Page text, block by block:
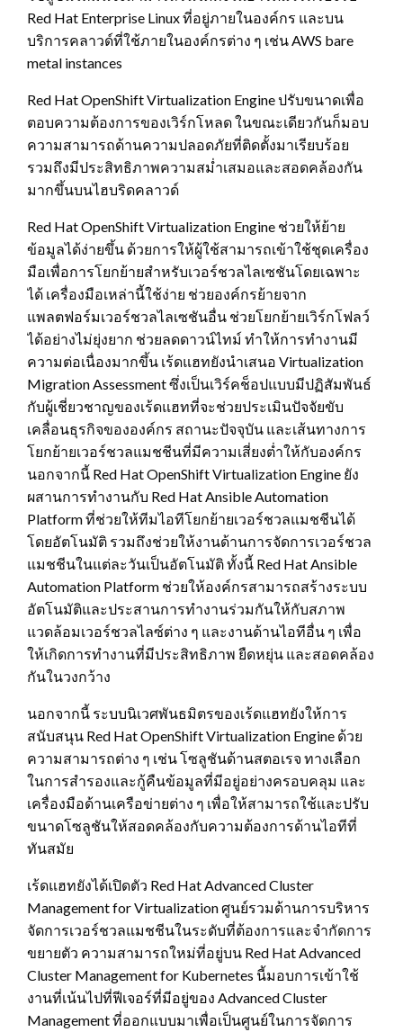
Red Hat Enterprise Linux ที่อยู่ภายในองค์กร และบน
บริการคลาวด์ที่ใช้ภายในองค์กรต่าง ๆ เช่น AWS bare
metal instances
Red Hat OpenShift Virtualization Engine ปรับขนาดเพื่อ
ตอบความต้องการของเวิร์กโหลด ในขณะเดียวกันก็มอบ
ความสามารถด้านความปลอดภัยที่ติดตั้งมาเรียบร้อย
รวมถึงมีประสิทธิภาพความสม่ำเสมอและสอดคล้องกัน
มากขึ้นบนไฮบริดคลาวด์
Red Hat OpenShift Virtualization Engine ช่วยให้ย้าย
ข้อมูลได้ง่ายขึ้น ด้วยการให้ผู้ใช้สามารถเข้าใช้ชุดเครื่อง
มือเพื่อการโยกย้ายสำหรับเวอร์ชวลไลเซชันโดยเฉพาะ
ได้ เครื่องมือเหล่านี้ใช้ง่าย ช่วยองค์กรย้ายจาก
แพลตฟอร์มเวอร์ชวลไลเซชันอื่น ช่วยโยกย้ายเวิร์กโฟลว์
ได้อย่างไม่ยุ่งยาก ช่วยลดดาวน์ไทม์ ทำให้การทำงานมี
ความต่อเนื่องมากขึ้น เร้ดแฮทยังนำเสนอ Virtualization
Migration Assessment ซึ่งเป็นเวิร์คช็อปแบบมีปฏิสัมพันธ์
กับผู้เชี่ยวชาญของเร้ดแฮทที่จะช่วยประเมินปัจจัยขับ
เคลื่อนธุรกิจขององค์กร สถานะปัจจุบัน และเส้นทางการ
โยกย้ายเวอร์ชวลแมชชีนที่มีความเสี่ยงต่ำให้กับองค์กร
นอกจากนี้ Red Hat OpenShift Virtualization Engine ยัง
ผสานการทำงานกับ Red Hat Ansible Automation
Platform ที่ช่วยให้ทีมไอทีโยกย้ายเวอร์ชวลแมชชีนได้
โดยอัตโนมัติ รวมถึงช่วยให้งานด้านการจัดการเวอร์ชวล
แมชชีนในแต่ละวันเป็นอัตโนมัติ ทั้งนี้ Red Hat Ansible
Automation Platform ช่วยให้องค์กรสามารถสร้างระบบ
อัตโนมัติและประสานการทำงานร่วมกันให้กับสภาพ
แวดล้อมเวอร์ชวลไลซ์ต่าง ๆ และงานด้านไอทีอื่น ๆ เพื่อ
ให้เกิดการทำงานที่มีประสิทธิภาพ ยืดหยุ่น และสอดคล้อง
กันในวงกว้าง
นอกจากนี้ ระบบนิเวศพันธมิตรของเร้ดแฮทยังให้การ
สนับสนุน Red Hat OpenShift Virtualization Engine ด้วย
ความสามารถต่าง ๆ เช่น โซลูชันด้านสตอเรจ ทางเลือก
ในการสำรองและกู้คืนข้อมูลที่มีอยู่อย่างครอบคลุม และ
เครื่องมือด้านเครือข่ายต่าง ๆ เพื่อให้สามารถใช้และปรับ
ขนาดโซลูชันให้สอดคล้องกับความต้องการด้านไอทีที่
ทันสมัย
เร้ดแฮทยังได้เปิดตัว Red Hat Advanced Cluster
Management for Virtualization ศูนย์รวมด้านการบริหาร
จัดการเวอร์ชวลแมชชีนในระดับที่ต้องการและจำกัดการ
ขยายตัว ความสามารถใหม่ที่อยู่บน Red Hat Advanced
Cluster Management for Kubernetes นี้มอบการเข้าใช้
งานที่เน้นไปที่ฟีเจอร์ที่มีอยู่ของ Advanced Cluster
Management ที่ออกแบบมาเพื่อเป็นศูนย์ในการจัดการ